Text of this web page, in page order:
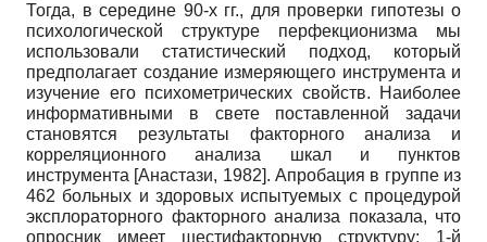
Тогда, в середине 90-х гг., для проверки гипотезы о
психологической структуре перфекционизма мы
использовали статистический подход, который
предполагает создание измеряющего инструмента и
изучение его психометрических свойств. Наиболее
информативными в свете поставленной задачи
становятся результаты факторного анализа и
корреляционного анализа шкал и пунктов
инструмента [Анастази, 1982].Апробация в группе из
462 больных и здоровых испытуемых с процедурой
эксплораторного факторного анализа показала, что
опросник имеет шестифакторную структуру: 1-й